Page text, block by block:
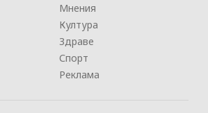
Мнения
Култура
Здраве
Спорт
Реклама